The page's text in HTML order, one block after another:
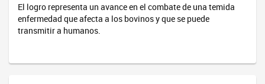
El logro representa un avance en el combate de una temida
enfermedad que afecta a los bovinos y que se puede
transmitir a humanos.